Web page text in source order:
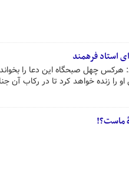
استاد فرهمند
هرکس چهل صبحگاه این دعا را
را زنده خواهد کرد تا در رکاب آن
ماست؟!